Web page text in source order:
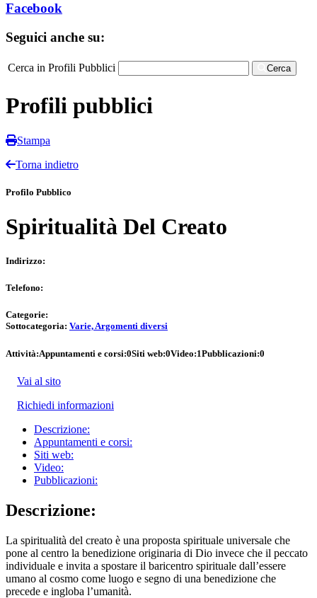
Facebook
Seguici anche su:
Cerca in Profili Pubblici Cerca
Profili pubblici
Stampa
Torna indietro
Profilo Pubblico
Spiritualità Del Creato
Indirizzo:
Telefono:
Categorie:
Sottocategoria: Varie, Argomenti diversi
Attività:Appuntamenti e corsi:0Siti web:0Video:1Pubblicazioni:0
Vai al sito
Richiedi informazioni
Descrizione:
Appuntamenti e corsi:
Siti web:
Video:
Pubblicazioni:
Descrizione:
La spiritualità del creato è una proposta spirituale universale che
pone al centro la benedizione originaria di Dio invece che il peccato
individuale e invita a spostare il baricentro spirituale dall’essere
umano al cosmo come luogo e segno di una benedizione che
precede e ingloba l’umanità.